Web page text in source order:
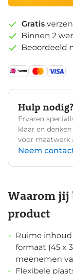
Gratis
Binnen 2
Beoordeeld
Hulp nodig?
Ervaren
klaar en
voor maatwerk
Neem
Waarom
product
Ruime inhoud
formaat (45 x
meenemen
Flexibele